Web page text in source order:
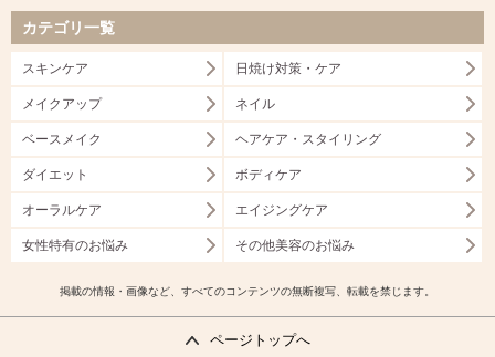
カテゴリ一覧
スキンケア 日焼け対策・ケア
メイクアップ ネイル
ベースメイク ヘアケア・スタイリング
ダイエット ボディケア
オーラルケア エイジングケア
女性特有のお悩み その他美容のお悩み
掲載の情報・画像など、すべてのコンテンツの無断複写、転載を禁じます。
ページトップへ